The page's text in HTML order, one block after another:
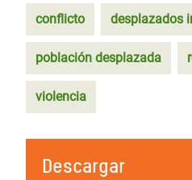
conflicto desplazados
población desplazada
violencia
Descargar